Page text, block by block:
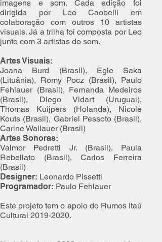
imagens e som. Cada edição foi
dirigida por Leo Caobelli em
colaboração com outros 10 artistas
visuais. Já a trilha foi composta por Leo
junto com 3 artistas do som.
Artes Visuais:
Joana Burd (Brasil), Egle Saka
(Lituânia), Romy Pocz (Brasil), Paulo
Fehlauer (Brasil), Fernanda Medeiros
(Brasil), Diego Vidart (Uruguai),
Thomas Kuijpers (Holanda), Nicole
Kouts (Brasil), Gabriel Pessoto (Brasil),
Carine Wallauer (Brasil)
Artes Sonoras:
Valmor Pedretti Jr. (Brasil), Paula
Rebellato (Brasil), Carlos Ferreira
(Brasil)
Designer: Leonardo Pissetti
Programador: Paulo Fehlauer
Este projeto tem o apoio do Rumos Itaú
Cultural 2019-2020.